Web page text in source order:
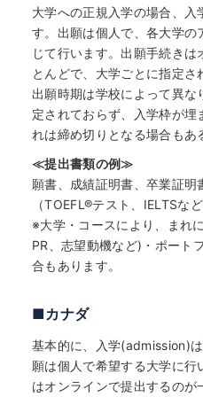
大学への正規入学の場合、
す。出願は個人で、各大学の
じて行います。出願手続き
とんどで、大学ごとに指定さ
出願時期は学校によって異
定されておらず、入学枠が埋
れは締め切りとなる場合もあ
≪提出書類の例≫
願書、成績証明書、卒業証
（TOEFL ®テスト、IELTSなど
※大学・コースにより、まれ
PR、志望動機など)・ポート
合もあります。
■カナダ
基本的に、入学(admission)
願は個人で希望する大学に
はオンラインで提出するの